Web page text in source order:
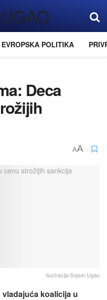
EVROPSKA POLITIKA
Deca
AA
Ilustracija Srpski Ugao
koalicija u